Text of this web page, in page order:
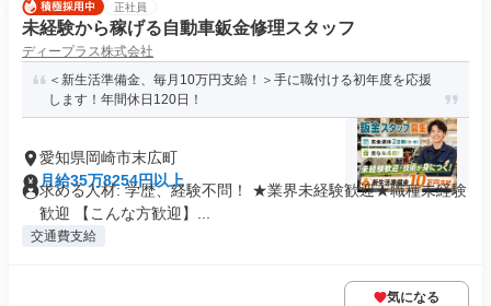
正社員
未経験から稼げる自動車鈑金修理スタッフ
ディープラス株式会社
＜新生活準備金、毎月10万円支給！＞手に職付ける初年度を応援
します！年間休日120日！
愛知県岡崎市末広町
月給35万8254円以上
求める人材: 学歴、経験不問！ ★業界未経験歓迎★職種未経験
歓迎 【こんな方歓迎】...
交通費支給
気になる